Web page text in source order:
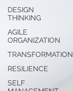
DESIGN
THINKING
AGILE
ORGANIZATION
TRANSFORMATION
RESILIENCE
SELF